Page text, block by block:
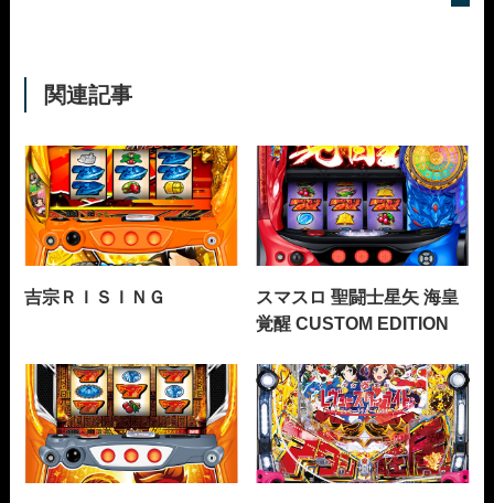
関連記事
吉宗ＲＩＳＩＮＧ
スマスロ 聖闘士星矢 海皇
覚醒 CUSTOM EDITION